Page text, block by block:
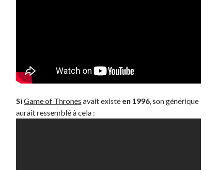
SiGame of Thrones avait existé en 1996 , son générique
aurait ressemblé à cela :